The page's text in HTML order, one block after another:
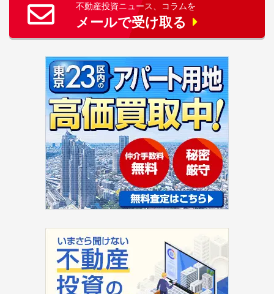
不動産投資ニュース、コラムを
メールで受け取る